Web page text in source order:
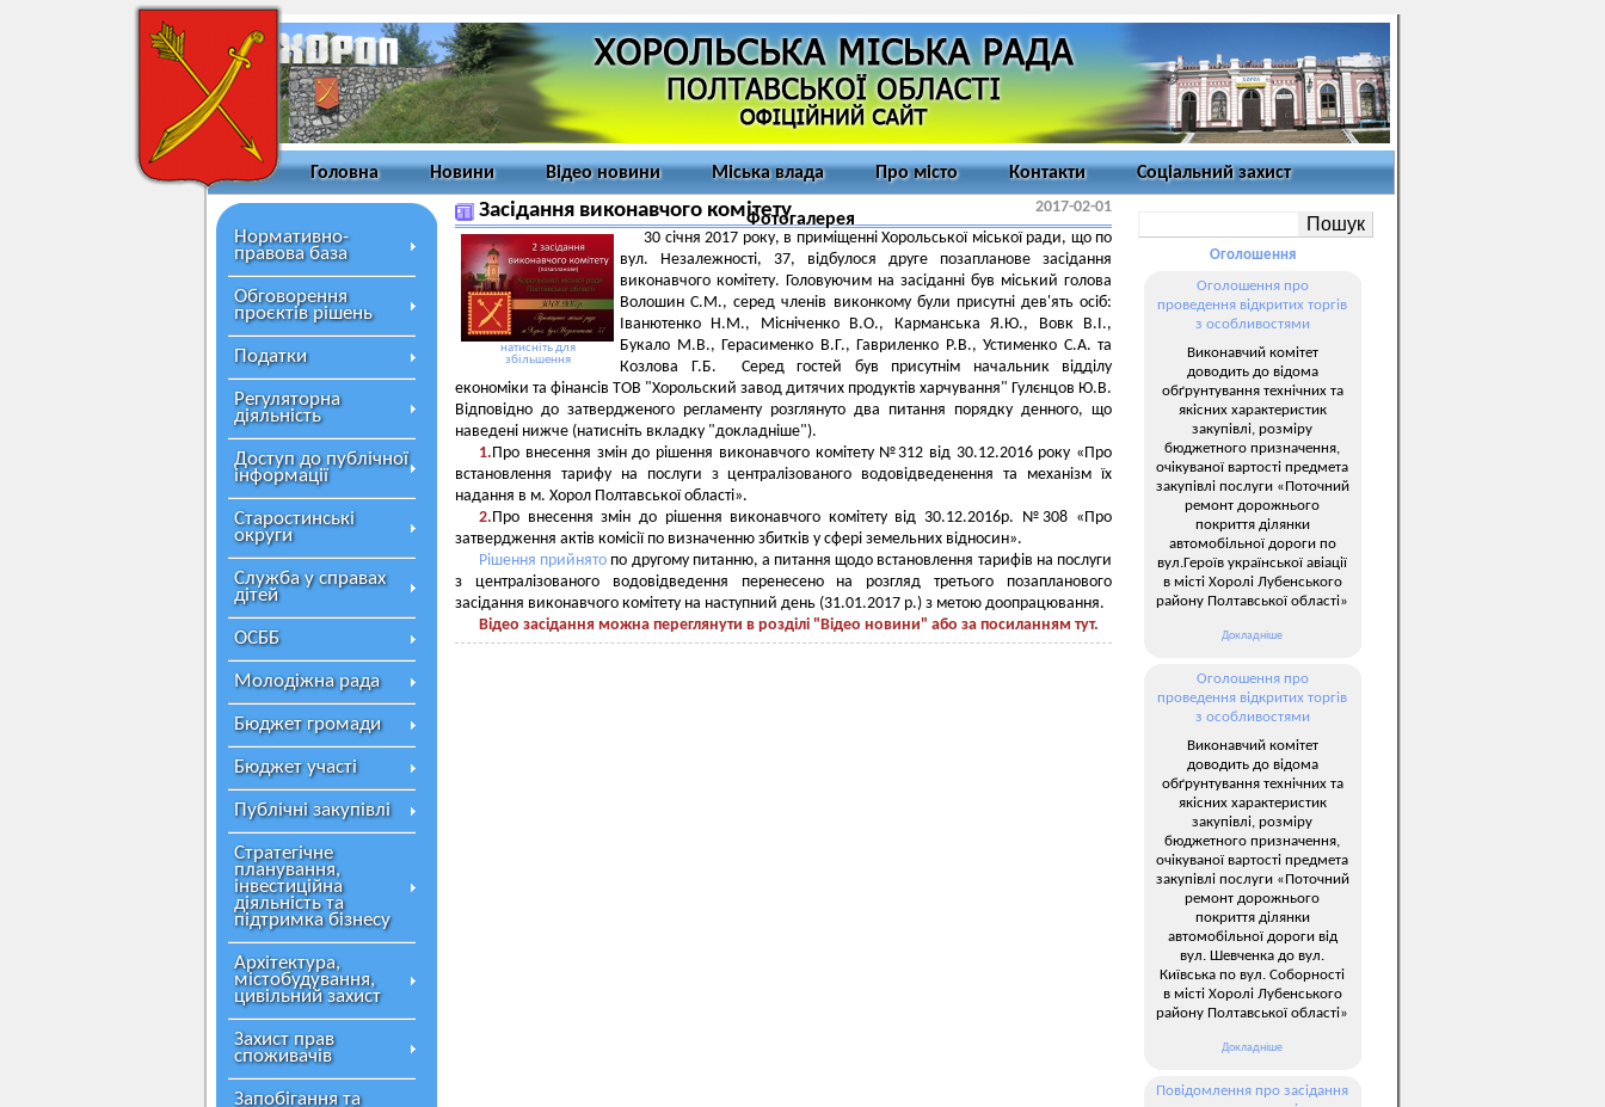
Головна Новини Відео новини Міська влада Про місто Контакти Соціальний захист
Фотогалерея
Нормативно-
правова база
Обговорення
проєктів рішень
Податки
Регуляторна
діяльність
Доступ до публічної
інформації
Старостинські
округи
Служба у справах
дітей
ОСББ
Молодіжна рада
Бюджет громади
Бюджет участі
Публічні закупівлі
Стратегічне
планування,
інвестиційна
діяльність та
підтримка бізнесу
Архітектура,
містобудування,
цивільний захист
Захист прав
споживачів
Запобігання та
Засідання виконавчого комітету 2017-02-01
натисніть для
збільшення
30 січня 2017 року, в приміщенні Хорольської міської ради, що по
вул. Незалежності, 37, відбулося друге позапланове засідання
виконавчого комітету. Головуючим на засіданні був міський голова
Волошин С.М., серед членів виконкому були присутні дев'ять осіб:
Іванютенко Н.М., Місніченко В.О., Карманська Я.Ю., Вовк В.І.,
Букало М.В., Герасименко В.Г., Гавриленко Р.В., Устименко С.А. та
Козлова Г.Б. Серед гостей був присутнім начальник відділу
економіки та фінансів ТОВ "Хорольский завод дитячих продуктів харчування" Гулєнцов Ю.В.
Відповідно до затвердженого регламенту розглянуто два питання порядку денного, що
наведені нижче (натисніть вкладку "докладніше").
1.Про внесення змін до рішення виконавчого комітету №312 від 30.12.2016 року «Про
встановлення тарифу на послуги з централізованого водовідведенення та механізм їх
надання в м. Хорол Полтавської області».
2.Про внесення змін до рішення виконавчого комітету від 30.12.2016р. №308 «Про
затвердження актів комісії по визначенню збитків у сфері земельних відносин».
Рішення прийнято по другому питанню, а питання щодо встановлення тарифів на послуги
з централізованого водовідведення перенесено на розгляд третього позапланового
засідання виконавчого комітету на наступний день (31.01.2017 р.) з метою доопрацювання.
Відео засідання можна переглянути в розділі "Відео новини" або за посиланням тут.
Оголошення
Оголошення про
проведення відкритих торгів
з особливостями
Виконавчий комітет
доводить до відома
обґрунтування технічних та
якісних характеристик
закупівлі, розміру
бюджетного призначення,
очікуваної вартості предмета
закупівлі послуги «Поточний
ремонт дорожнього
покриття ділянки
автомобільної дороги по
вул.Героїв української авіації
в місті Хоролі Лубенського
району Полтавської області»
Докладніше
Оголошення про
проведення відкритих торгів
з особливостями
Виконавчий комітет
доводить до відома
обґрунтування технічних та
якісних характеристик
закупівлі, розміру
бюджетного призначення,
очікуваної вартості предмета
закупівлі послуги «Поточний
ремонт дорожнього
покриття ділянки
автомобільної дороги від
вул. Шевченка до вул.
Київська по вул. Соборності
в місті Хоролі Лубенського
району Полтавської області»
Докладніше
Повідомлення про засідання